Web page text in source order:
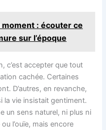
: écouter ce
sur l’époque
c’est accepter que tout
cachée. Certaines
D’autres, en revanche,
la vie insistait gentiment.
un sens naturel, ni plus ni
l’ouïe, mais encore